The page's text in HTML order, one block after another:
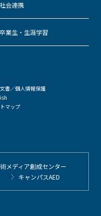
社会連携
卒業生・生涯学習
書／個人情報保護
マップ
メディア創成センター
キャンパスAED